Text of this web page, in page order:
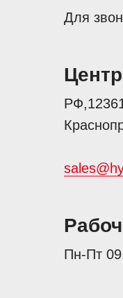
Для
Пн-Пт